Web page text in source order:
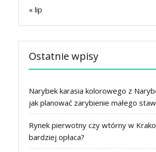
« lip
Ostatnie wpisy
Narybek karasia kolorowego z
jak planować zarybienie małego
Rynek pierwotny czy wtórny w
bardziej opłaca?